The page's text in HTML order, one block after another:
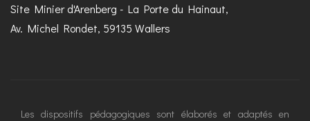
Site Minier d'Arenberg - La Porte du Hainaut,
Av. Michel Rondet, 59135 Wallers
Les dispositifs pédagogiques sont élaborés et adaptés en